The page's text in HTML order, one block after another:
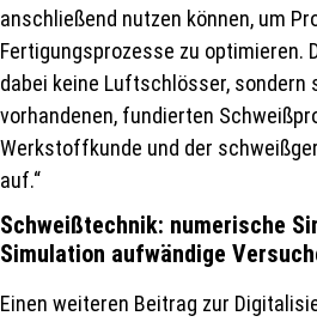
anschließend nutzen können, um
Fertigungsprozesse zu optimieren.
dabei keine Luftschlösser, sondern
vorhandenen, fundierten
Werkstoffkunde und der
auf.“
Schweißtechnik: numerische
Simulation aufwändige
Einen weiteren Beitrag zur